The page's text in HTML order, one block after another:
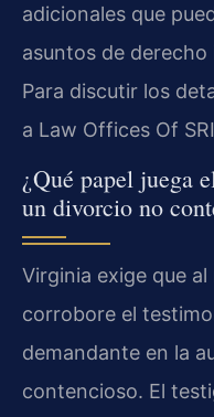
adicionales que
asuntos de
Para discutir los
a Law Offices Of
¿Qué papel juega
un divorcio no
Virginia exige que
corrobore el
demandante en la
contencioso. El